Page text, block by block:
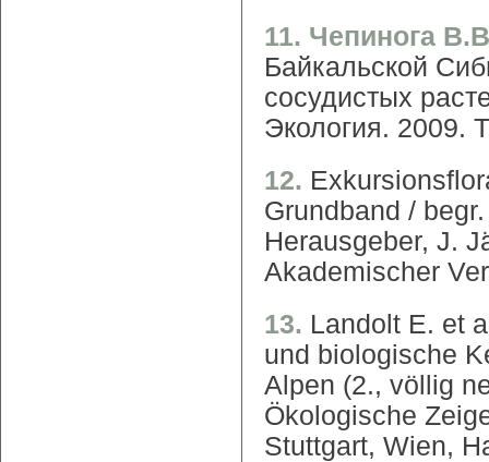
11. Чепинога
Байкальской
сосудистых
Экология. 2009.
12.
Grundband /
Herausgeber, J.
Akademischer
13. Landolt E. et
und biologische
Alpen (2., völlig
Ökologische
Stuttgart, Wien,